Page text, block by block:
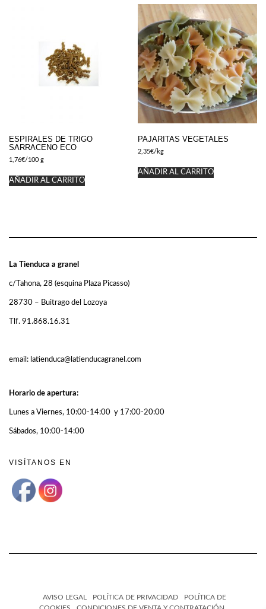
ESPIRALES DE TRIGO
SARRACENO ECO
1,76€/100 g
AÑADIR AL CARRITO
PAJARITAS VEGETALES
2,35€/kg
AÑADIR AL CARRITO
La Tienduca a granel
c/Tahona, 28 (esquina Plaza Picasso)
28730 – Buitrago del Lozoya
Tlf. 91.868.16.31
email: latienduca@latienducagranel.com
Horario de apertura:
Lunes a Viernes, 10:00-14:00 y 17:00-20:00
Sábados, 10:00-14:00
VISÍTANOS EN
AVISO LEGAL POLÍTICA DE PRIVACIDAD
POLÍTICA DE